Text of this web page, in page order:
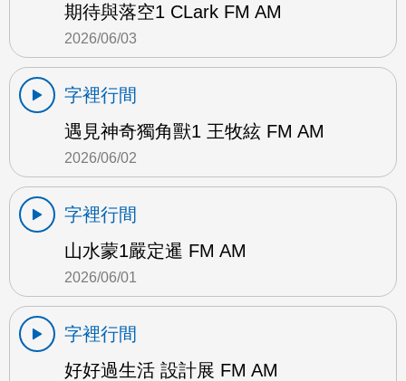
期待與落空1 CLark FM AM
2026/06/03
字裡行間
遇見神奇獨角獸1 王牧絃 FM AM
2026/06/02
字裡行間
山水蒙1嚴定暹 FM AM
2026/06/01
字裡行間
好好過生活 設計展 FM AM